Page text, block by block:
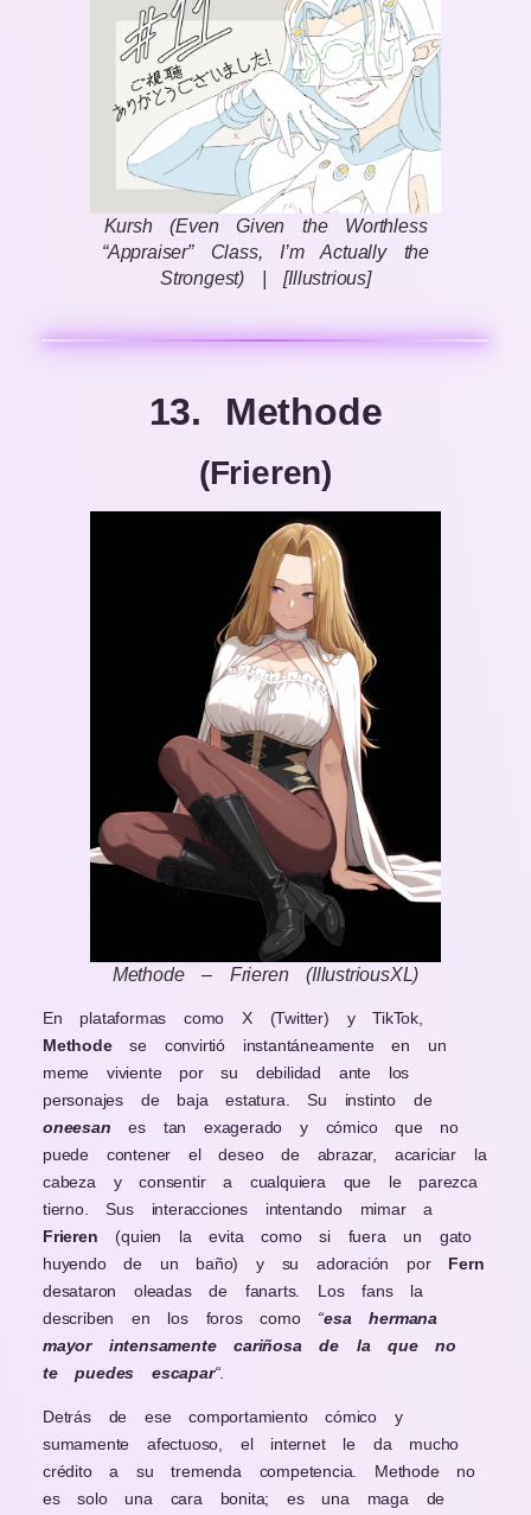
Kursh (Even Given the Worthless
“Appraiser” Class, I’m Actually the
Strongest) | [Illustrious]
13. Methode
(Frieren)
Methode – Frieren (IllustriousXL)
En plataformas como X (Twitter) y TikTok,
Methodese convirtió instantáneamente en un
meme viviente por su debilidad ante los
personajes de baja estatura. Su instinto de
oneesan es tan exagerado y cómico que no
puede contener el deseo de abrazar, acariciar la
cabeza y consentir a cualquiera que le parezca
tierno. Sus interacciones intentando mimar a
Frieren (quien la evita como si fuera un gato
huyendo de un baño) y su adoración por Fern
desataron oleadas de fanarts. Los fans la
describen en los foros como “esa hermana
mayor intensamente cariñosa de la que no
te puedes escapar“.
Detrás de ese comportamiento cómico y
sumamente afectuoso, el internet le da mucho
crédito a su tremenda competencia. Methode no
es solo una cara bonita; es una maga de